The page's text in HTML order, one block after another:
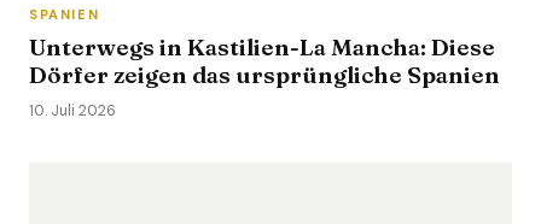
SPANIEN
Unterwegs in Kastilien-La Mancha: Diese
Dörfer zeigen das ursprüngliche Spanien
10. Juli 2026